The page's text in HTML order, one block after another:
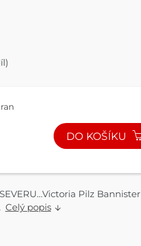
DO KOŠÍKU
Pilz Bannister
Celý popis